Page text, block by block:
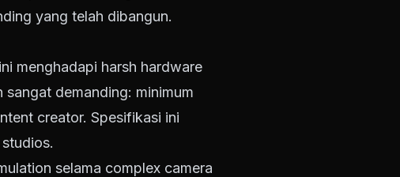
yang telah dibangun.
menghadapi harsh hardware
demanding: minimum
creator. Spesifikasi ini
selama complex camera